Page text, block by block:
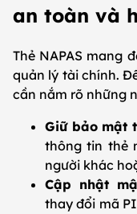
an toàn và
Thẻ NAPAS mang
quản lý tài chính.
cần nắm rõ những
Giữ bảo mật
thông tin thẻ
người khác
Cập nhật
thay đổi mã